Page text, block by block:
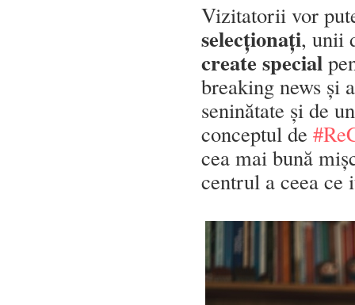
Vizitatorii vor
selecționați, unii
create special
breaking news și
seninătate și de
conceptul de
cea mai bună
centrul a ceea ce